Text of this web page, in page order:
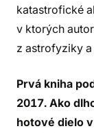
katastrofické
v ktorých
z astrofyziky
Prvá kniha
2017. Ako
hotové dielo